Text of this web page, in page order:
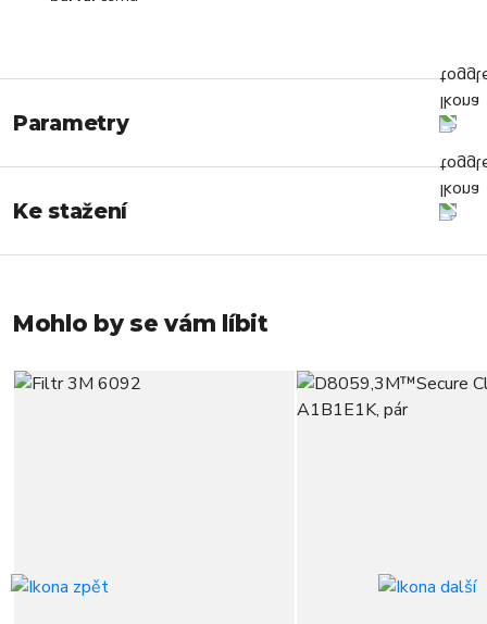
Parametry
Ke stažení
Mohlo by se vám líbit